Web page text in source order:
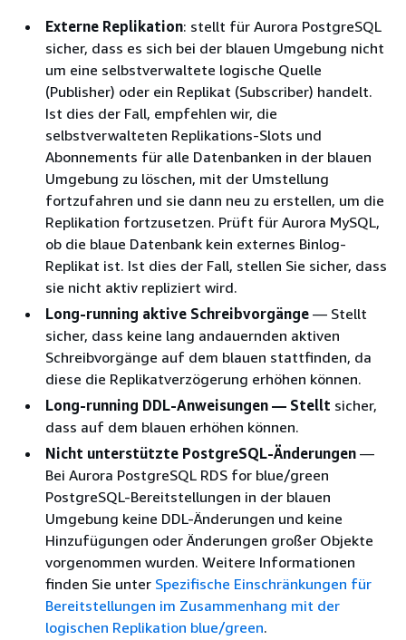
Externe Replikation: stellt für Aurora PostgreSQL
sicher, dass es sich bei der blauen Umgebung nicht
um eine selbstverwaltete logische Quelle
(Publisher) oder ein Replikat (Subscriber) handelt.
Ist dies der Fall, empfehlen wir, die
selbstverwalteten Replikations-Slots und
Abonnements für alle Datenbanken in der blauen
Umgebung zu löschen, mit der Umstellung
fortzufahren und sie dann neu zu erstellen, um die
Replikation fortzusetzen. Prüft für Aurora MySQL,
ob die blaue Datenbank kein externes Binlog-
Replikat ist. Ist dies der Fall, stellen Sie sicher, dass
sie nicht aktiv repliziert wird.
Long-running aktive Schreibvorgänge — Stellt
sicher, dass keine lang andauernden aktiven
Schreibvorgänge auf dem blauen stattfinden, da
diese die Replikatverzögerung erhöhen können.
Long-running DDL-Anweisungen — Stellt sicher,
dass auf dem blauen erhöhen können.
Nicht unterstützte PostgreSQL-Änderungen —
Bei Aurora PostgreSQL RDS for blue/green
PostgreSQL-Bereitstellungen in der blauen
Umgebung keine DDL-Änderungen und keine
Hinzufügungen oder Änderungen großer Objekte
vorgenommen wurden. Weitere Informationen
finden Sie unter Spezifische Einschränkungen für
Bereitstellungen im Zusammenhang mit der
logischen Replikation blue/green.